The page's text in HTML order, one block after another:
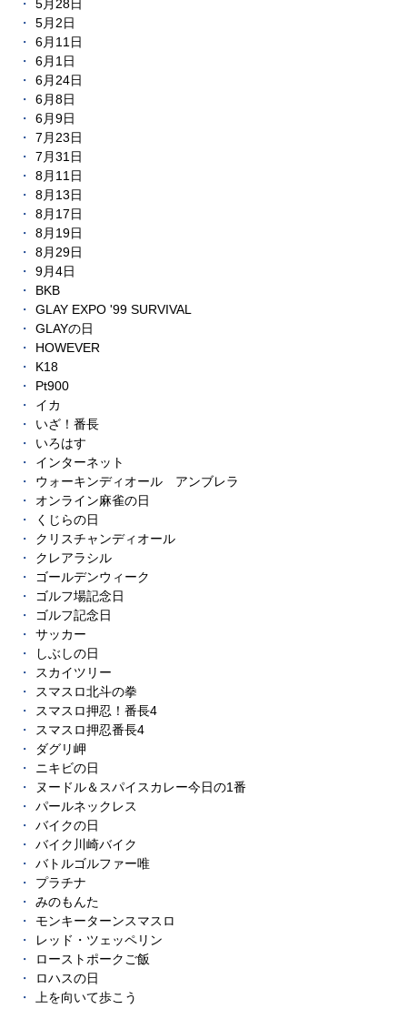
5月28日
5月2日
6月11日
6月1日
6月24日
6月8日
6月9日
7月23日
7月31日
8月11日
8月13日
8月17日
8月19日
8月29日
9月4日
BKB
GLAY EXPO '99 SURVIVAL
GLAYの日
HOWEVER
K18
Pt900
イカ
いざ！番長
いろはす
インターネット
ウォーキンディオール アンブレラ
オンライン麻雀の日
くじらの日
クリスチャンディオール
クレアラシル
ゴールデンウィーク
ゴルフ場記念日
ゴルフ記念日
サッカー
しぶしの日
スカイツリー
スマスロ北斗の拳
スマスロ押忍！番長4
スマスロ押忍番長4
ダグリ岬
ニキビの日
ヌードル＆スパイスカレー今日の1番
パールネックレス
バイクの日
バイク川崎バイク
バトルゴルファー唯
プラチナ
みのもんた
モンキーターンスマスロ
レッド・ツェッペリン
ローストポークご飯
ロハスの日
上を向いて歩こう